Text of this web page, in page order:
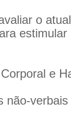
o
e
não-